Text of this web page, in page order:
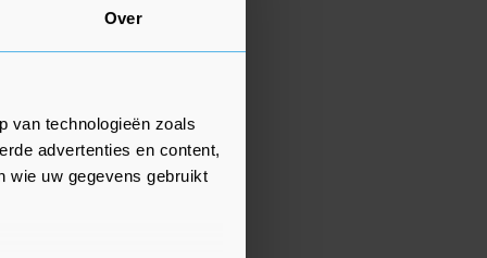
Over
van technologieën zoals
advertenties en content,
wie uw gegevens gebruikt